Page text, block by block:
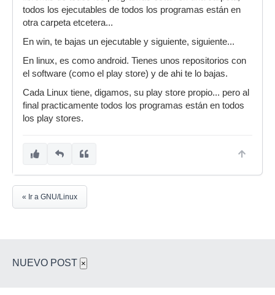
todos los ejecutables de todos los programas están en
otra carpeta etcetera...
En win, te bajas un ejecutable y siguiente, siguiente...
En linux, es como android. Tienes unos repositorios con
el software (como el play store) y de ahi te lo bajas.
Cada Linux tiene, digamos, su play store propio... pero al
final practicamente todos los programas están en todos
los play stores.
« Ir a GNU/Linux
NUEVO POST ×